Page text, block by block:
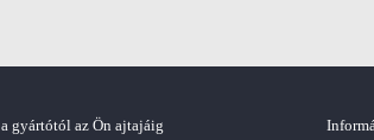
gyártótól az Ön ajtajáig